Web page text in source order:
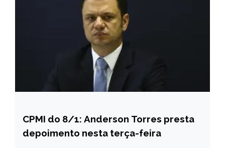
BRASIL
CPMI do 8/1: Anderson Torres presta
depoimento nesta terça-feira